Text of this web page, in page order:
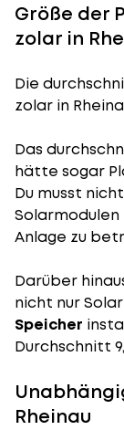
Größe der
zolar in
Die
zolar in
Das
hätte sogar
Du musst
Anlage zu
Darüber
nicht nur
Speicher
Durchschnitt
Rheinau